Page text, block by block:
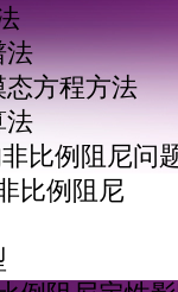
程方法
比例阻尼问
比例阻尼